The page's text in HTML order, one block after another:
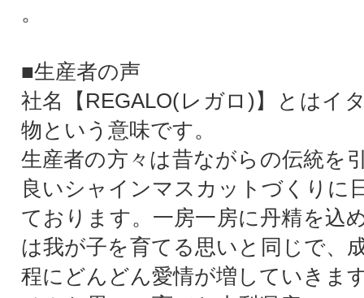
。
■生産者の声
社名【REGALO(レガロ)】とはイ
物という意味です。
生産者の方々は昔ながらの伝統を
良いシャインマスカットづくりに
ております。一房一房に丹精を込
は我が子を育てる思いと同じで、
程にどんどん愛情が増していきま